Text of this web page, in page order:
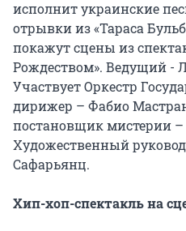
исполнит украинские
отрывки из «Тараса
покажут сцены из
Рождеством». Ведущий -
Участвует Оркестр
дирижер – Фабио
постановщик мистерии
Художественный
Сафарьянц.
Хип-хоп-спектакль на